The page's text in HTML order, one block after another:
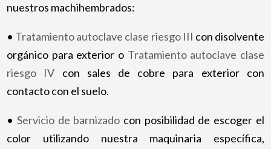
nuestros machihembrados:
• Tratamiento autoclave clase riesgo III con disolvente
orgánico para exterior o Tratamiento autoclave clase
riesgo IV con sales de cobre para exterior con
contacto con el suelo.
• Servicio de barnizado con posibilidad de escoger el
color utilizando nuestra maquinaria específica,